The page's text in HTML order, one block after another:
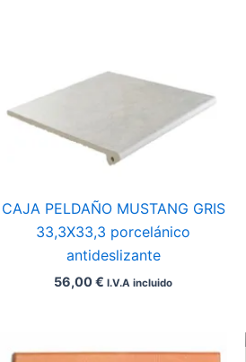
CAJA PELDAÑO MUSTANG GRIS
33,3X33,3 porcelánico
antideslizante
56,00€ I.V.A incluido